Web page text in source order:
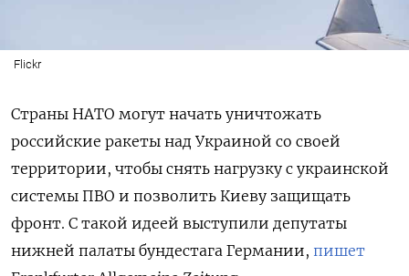
Flickr
Страны НАТО могут начать уничтожать
российские ракеты над Украиной со своей
территории, чтобы снять нагрузку с украинской
системы ПВО и позволить Киеву защищать
фронт. С такой идеей выступили депутаты
нижней палаты бундестага Германии, пишет